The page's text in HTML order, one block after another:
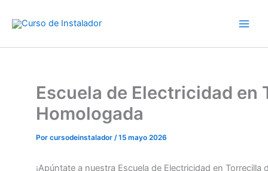
Escuela de Electricidad en
Homologada
Por cursodeinstalador /15 mayo 2026
¡Apúntate a nuestra Escuela de Electricidad en Torrecilla